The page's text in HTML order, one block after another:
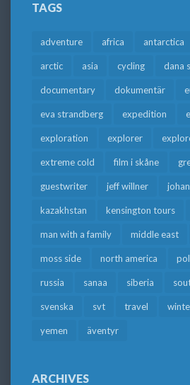
TAGS
adventure africa antarctica
arctic asia cycling dana
documentary dokumentär
eva strandberg expedition
exploration explorer
extreme cold film i skåne
guestwriter jeff willner
kazakhstan kensington tours
man with a family middle east
moss side north america
russia sanaa siberia
svenska svt travel
yemen äventyr
ARCHIVES